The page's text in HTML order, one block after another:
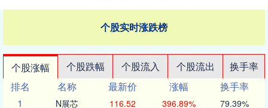
个股实时涨跌榜
个股涨幅 个股跌幅 个股流入 个股流出
换手率
排名
名称 最新价 涨幅
换手率
1
N展芯 116.52 396.89% 79.39%